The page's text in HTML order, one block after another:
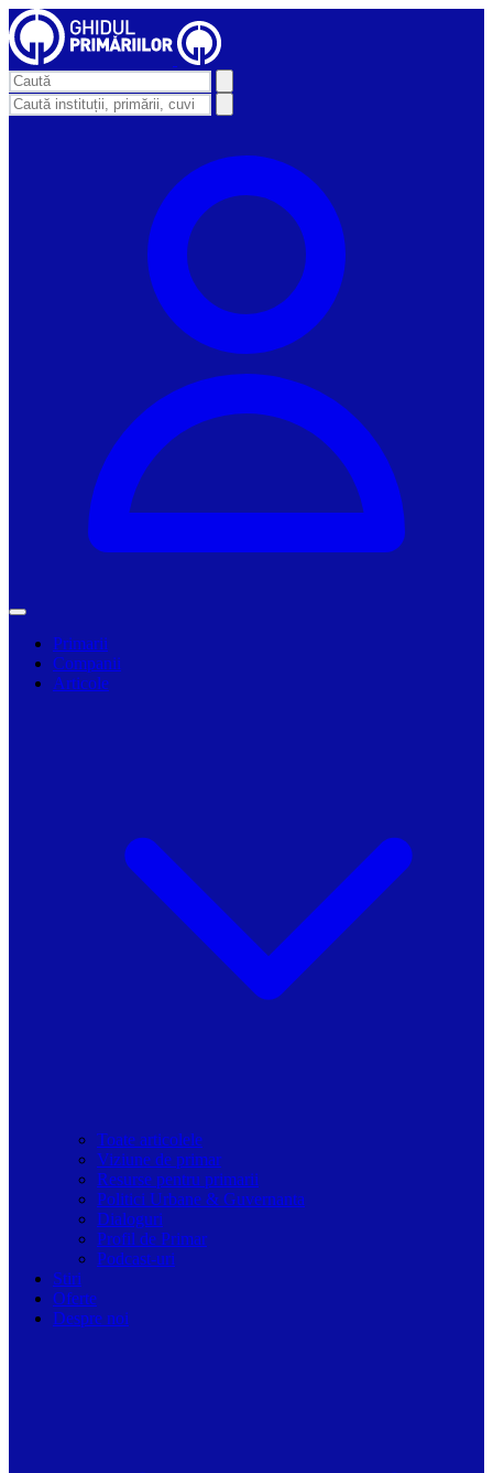
Primarii
Companii
Articole
Toate articolele
Viziune de primar
Resurse pentru primarii
Politici Urbane & Guvernanta
Dialoguri
Profil de Primar
Podcast-uri
Stiri
Oferte
Despre noi